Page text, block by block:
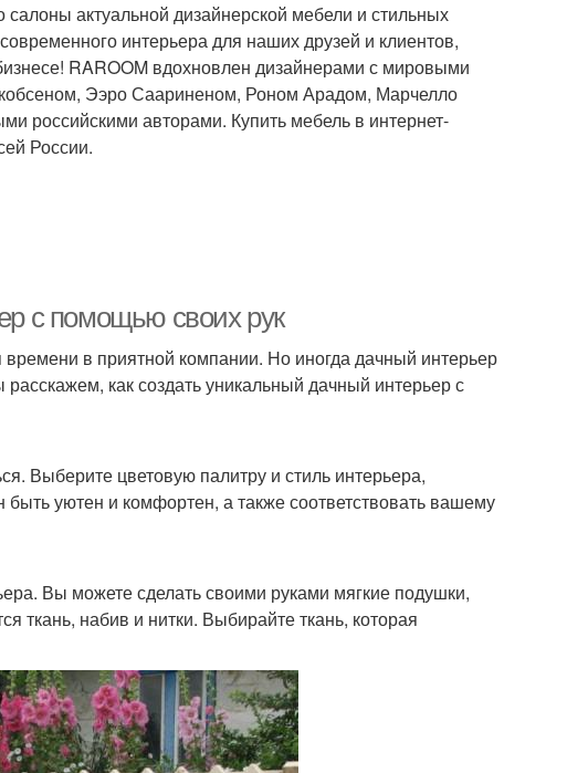
актуальной дизайнерской мебели и стильных
интерьера для наших друзей и клиентов,
RAROOM вдохновлен дизайнерами с мировыми
Ээро Саариненом, Роном Арадом, Марчелло
российскими авторами. Купить мебель в интернет-
России.
с помощью своих рук
в приятной компании. Но иногда дачный интерьер
как создать уникальный дачный интерьер с
Выберите цветовую палитру и стиль интерьера,
уютен и комфортен, а также соответствовать вашему
Вы можете сделать своими руками мягкие подушки,
ткань, набив и нитки. Выбирайте ткань, которая